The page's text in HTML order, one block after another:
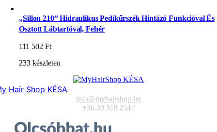
„Sillon 210” Hidraulikus Pedikűrszék Hintázó Funkcióval És
Osztott Lábtartóval, Fehér
111 502Ft
233 készleten
Hair Shop KÉSA
info@myhairshop.hu
+36 20 318 2514